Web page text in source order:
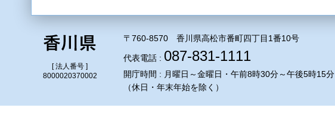
[ 法人番号 ]
8000020370002
〒760-8570 香川県高松市番町四丁目1番10号
代表電話 : 087-831-1111
開庁時間 : 月曜日～金曜日・午前8時30分～午後5時15分
（休日・年末年始を除く）